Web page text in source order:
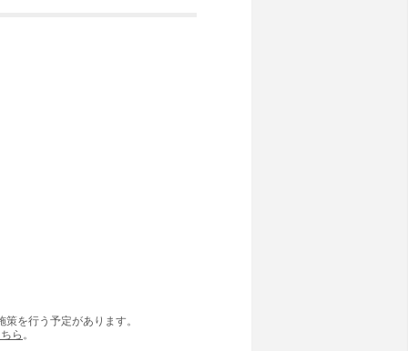
を行う予定があります。
ら 。